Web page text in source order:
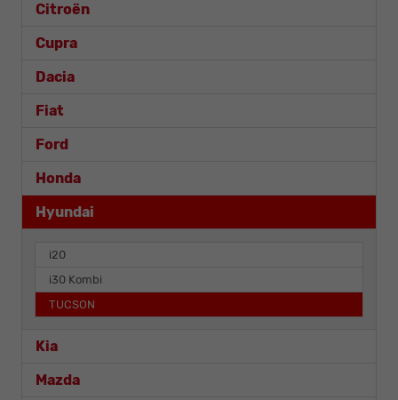
Citroën
Cupra
Dacia
Fiat
Ford
Honda
Hyundai
i20
i30 Kombi
TUCSON
Kia
Mazda